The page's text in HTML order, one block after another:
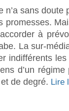
n’a sans
à
La sur-
indifférents
d’un
de degré. Lire